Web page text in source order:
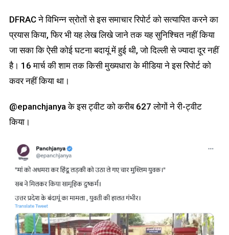
DFRAC ने विभिन्न स्रोतों से इस समाचार रिपोर्ट को सत्यापित करने का
प्रयास किया, फिर भी यह लेख लिखे जाने तक यह सुनिश्चित नहीं किया
जा सका कि ऐसी कोई घटना बदायूं में हुई थी, जो दिल्ली से ज्यादा दूर नहीं
है। 16 मार्च की शाम तक किसी मुख्यधारा के मीडिया ने इस रिपोर्ट को
कवर नहीं किया था।
@epanchjanya के इस ट्वीट को करीब 627 लोगों ने री-ट्वीट
किया।